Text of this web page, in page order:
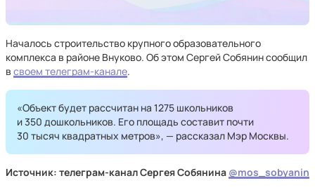
Началось строительство крупного образовательного
комплекса в районе Внуково. Об этом Сергей Собянин сообщил
в своем телеграм-канале.
«Объект будет рассчитан на 1275 школьников
и 350 дошкольников. Его площадь составит почти
30 тысяч квадратных метров», — рассказал Мэр Москвы.
Источник: телеграм-канал Сергея Собянина @mos_sobyanin